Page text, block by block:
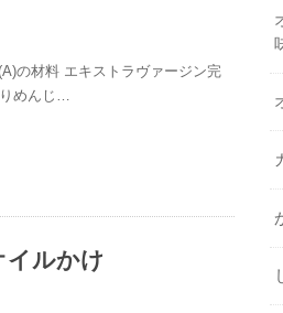
の材料 エキストラヴァージン完
めんじ…
イルかけ